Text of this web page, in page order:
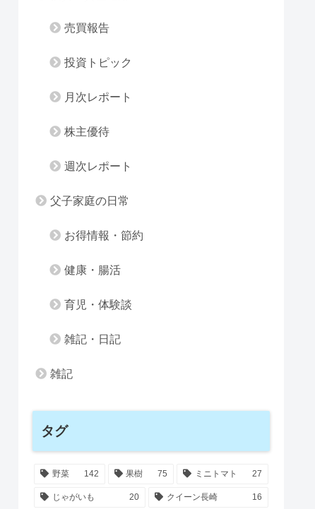
売買報告
投資トピック
月次レポート
株主優待
週次レポート
父子家庭の日常
お得情報・節約
健康・腸活
育児・体験談
雑記・日記
雑記
タグ
野菜 142 果樹 75 ミニトマト 27
じゃがいも 20 クイーン長崎 16